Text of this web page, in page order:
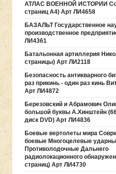
АТЛАС ВОЕННОЙ ИСТОРИИ
страниц А4) Арт ЛИ4658
БАЗАЛЬТ Государственное
производственное
ЛИ4361
Батальонная артиллерия
страницы) Арт ЛИ2118
Безопасность антикварного
раз прикинь - один раз кинь
Арт ЛИ4872
Березовский и Абрамович
большой буквы А.Хинштейн
диск DVD) Арт ЛИ4836
Боевые вертолеты мира
боевые Многоцелевые
Противолодочные Дальнего
радиолокационного
страниц) Арт ЛИ4730